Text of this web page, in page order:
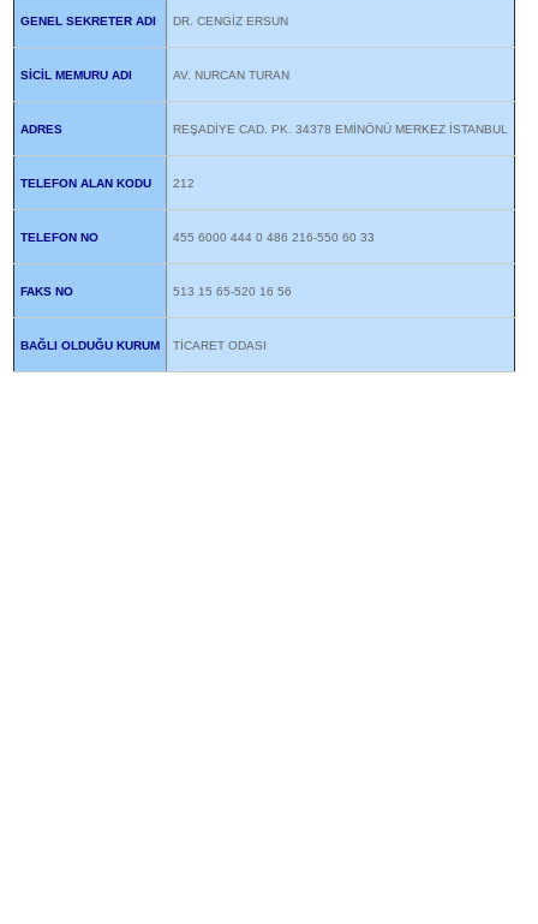
GENEL SEKRETER ADI DR. CENGİZ ERSUN
SİCİL MEMURU ADI AV. NURCAN TURAN
ADRES REŞADİYE CAD. PK. 34378 EMİNÖNÜ MERKEZ İSTANBUL
TELEFON ALAN KODU 212
TELEFON NO 455 6000 444 0 486 216-550 60 33
FAKS NO 513 15 65-520 16 56
BAĞLI OLDUĞU KURUM TİCARET ODASI